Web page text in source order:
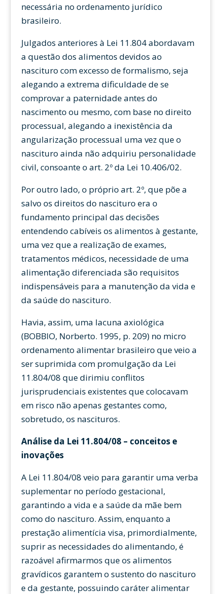
necessária no ordenamento jurídico
brasileiro.
Julgados anteriores à Lei 11.804 abordavam
a questão dos alimentos devidos ao
nascituro com excesso de formalismo, seja
alegando a extrema dificuldade de se
comprovar a paternidade antes do
nascimento ou mesmo, com base no direito
processual, alegando a inexistência da
angularização processual uma vez que o
nascituro ainda não adquiriu personalidade
civil, consoante o art. 2º da Lei 10.406/02.
Por outro lado, o próprio art. 2º, que põe a
salvo os direitos do nascituro era o
fundamento principal das decisões
entendendo cabíveis os alimentos à gestante,
uma vez que a realização de exames,
tratamentos médicos, necessidade de uma
alimentação diferenciada são requisitos
indispensáveis para a manutenção da vida e
da saúde do nascituro.
Havia, assim, uma lacuna axiológica
(BOBBIO, Norberto. 1995, p. 209) no micro
ordenamento alimentar brasileiro que veio a
ser suprimida com promulgação da Lei
11.804/08 que dirimiu conflitos
jurisprudenciais existentes que colocavam
em risco não apenas gestantes como,
sobretudo, os nascituros.
Análise da Lei 11.804/08 – conceitos e
inovações
A Lei 11.804/08 veio para garantir uma verba
suplementar no período gestacional,
garantindo a vida e a saúde da mãe bem
como do nascituro. Assim, enquanto a
prestação alimentícia visa, primordialmente,
suprir as necessidades do alimentando, é
razoável afirmarmos que os alimentos
gravídicos garantem o sustento do nascituro
e da gestante, possuindo caráter alimentar